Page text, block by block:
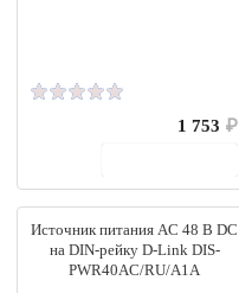
1 753 ₽
Источник питания AC 48 В DC
на DIN-рейку D-Link DIS-
PWR40AC/RU/A1A